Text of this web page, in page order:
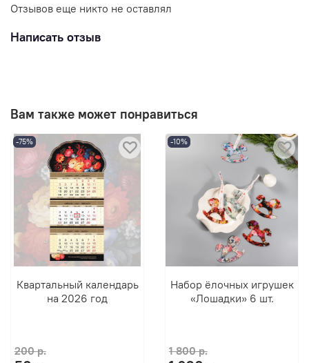
Отзывов еще никто не оставлял
Написать отзыв
Вам также может понравиться
-75%
Квартальный календарь
на 2026 год
200 р.
-10%
Набор ёлочных игрушек
«Лошадки» 6 шт.
1 800 р.